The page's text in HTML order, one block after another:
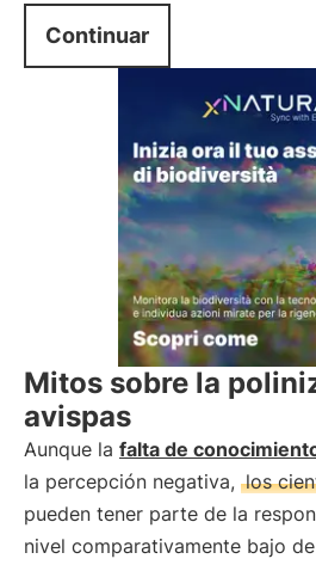
Continuar
Mitos sobre la
avispas
Aunque la falta de
la percepción negativa, los
pueden tener parte de la
nivel comparativamente bajo